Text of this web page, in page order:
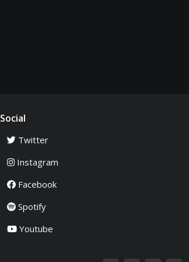
Social
Twitter
Instagram
Facebook
Spotify
Youtube